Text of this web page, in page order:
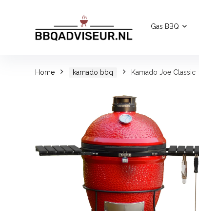
Gas BBQ
Home kamado bbq Kamado Joe Classic